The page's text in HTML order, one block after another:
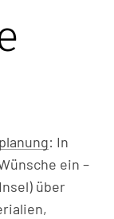
: In
ein –
über